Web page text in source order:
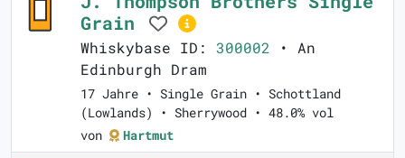
Grain
Whiskybase ID: 300002 • An
Edinburgh Dram
17 Jahre • Single Grain • Schottland
(Lowlands) • Sherrywood • 48.0% vol
von
Hartmut